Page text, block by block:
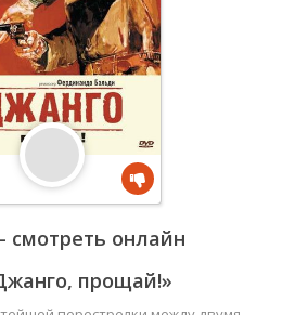
смотреть онлайн
прощай!»